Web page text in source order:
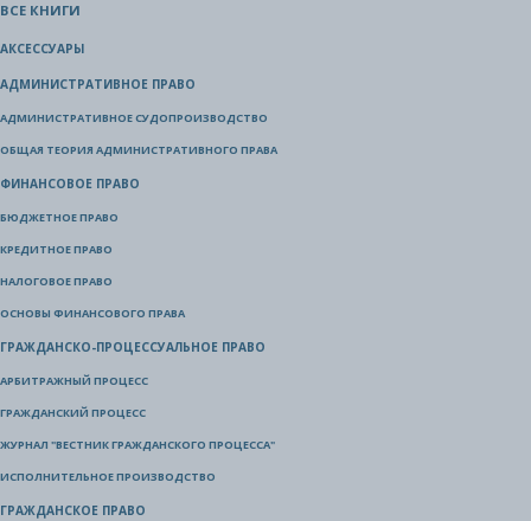
ВСЕ КНИГИ
АКСЕССУАРЫ
АДМИНИСТРАТИВНОЕ ПРАВО
АДМИНИСТРАТИВНОЕ СУДОПРОИЗВОДСТВО
ОБЩАЯ ТЕОРИЯ АДМИНИСТРАТИВНОГО ПРАВА
ФИНАНСОВОЕ ПРАВО
БЮДЖЕТНОЕ ПРАВО
КРЕДИТНОЕ ПРАВО
НАЛОГОВОЕ ПРАВО
ОСНОВЫ ФИНАНСОВОГО ПРАВА
ГРАЖДАНСКО-ПРОЦЕССУАЛЬНОЕ ПРАВО
АРБИТРАЖНЫЙ ПРОЦЕСС
ГРАЖДАНСКИЙ ПРОЦЕСС
ЖУРНАЛ "ВЕСТНИК ГРАЖДАНСКОГО ПРОЦЕССА"
ИСПОЛНИТЕЛЬНОЕ ПРОИЗВОДСТВО
ГРАЖДАНСКОЕ ПРАВО